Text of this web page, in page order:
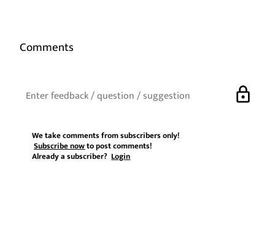
Comments
lock
We take comments from subscribers only!
Subscribe nowto post comments!
Already a subscriber?Login